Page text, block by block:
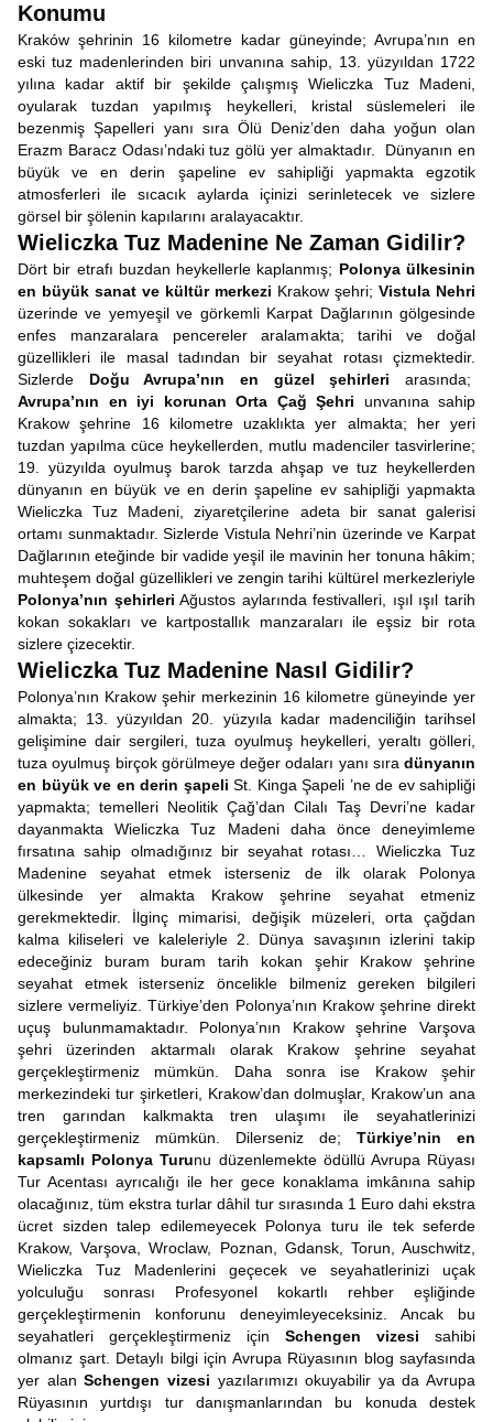
Konumu
Kraków şehrinin 16 kilometre kadar güneyinde; Avrupa’nın en
eski tuz madenlerinden biri unvanına sahip, 13. yüzyıldan 1722
yılına kadar aktif bir şekilde çalışmış Wieliczka Tuz Madeni,
oyularak tuzdan yapılmış heykelleri, kristal süslemeleri ile
bezenmiş Şapelleri yanı sıra Ölü Deniz’den daha yoğun olan
Erazm Baracz Odası’ndaki tuz gölü yer almaktadır. Dünyanın en
büyük ve en derin şapeline ev sahipliği yapmakta egzotik
atmosferleri ile sıcacık aylarda içinizi serinletecek ve sizlere
görsel bir şölenin kapılarını aralayacaktır.
Wieliczka Tuz Madenine Ne Zaman Gidilir?
Dört bir etrafı buzdan heykellerle kaplanmış; Polonya ülkesinin
en büyük sanat ve kültür merkezi Krakow şehri; Vistula Nehri
üzerinde ve yemyeşil ve görkemli Karpat Dağlarının gölgesinde
enfes manzaralara pencereler aralamakta; tarihi ve doğal
güzellikleri ile masal tadından bir seyahat rotası çizmektedir.
Sizlerde Doğu Avrupa’nın en güzel şehirleri arasında;
Avrupa’nın en iyi korunan Orta Çağ Şehri unvanına sahip
Krakow şehrine 16 kilometre uzaklıkta yer almakta; her yeri
tuzdan yapılma cüce heykellerden, mutlu madenciler tasvirlerine;
19. yüzyılda oyulmuş barok tarzda ahşap ve tuz heykellerden
dünyanın en büyük ve en derin şapeline ev sahipliği yapmakta
Wieliczka Tuz Madeni, ziyaretçilerine adeta bir sanat galerisi
ortamı sunmaktadır. Sizlerde Vistula Nehri’nin üzerinde ve Karpat
Dağlarının eteğinde bir vadide yeşil ile mavinin her tonuna hâkim;
muhteşem doğal güzellikleri ve zengin tarihi kültürel merkezleriyle
Polonya’nın şehirleri Ağustos aylarında festivalleri, ışıl ışıl tarih
kokan sokakları ve kartpostallık manzaraları ile eşsiz bir rota
sizlere çizecektir.
Wieliczka Tuz Madenine Nasıl Gidilir?
Polonya’nın Krakow şehir merkezinin 16 kilometre güneyinde yer
almakta; 13. yüzyıldan 20. yüzyıla kadar madenciliğin tarihsel
gelişimine dair sergileri, tuza oyulmuş heykelleri, yeraltı gölleri,
tuza oyulmuş birçok görülmeye değer odaları yanı sıra dünyanın
en büyük ve en derin şapeli St. Kinga Şapeli ’ne de ev sahipliği
yapmakta; temelleri Neolitik Çağ’dan Cilalı Taş Devri’ne kadar
dayanmakta Wieliczka Tuz Madeni daha önce deneyimleme
fırsatına sahip olmadığınız bir seyahat rotası… Wieliczka Tuz
Madenine seyahat etmek isterseniz de ilk olarak Polonya
ülkesinde yer almakta Krakow şehrine seyahat etmeniz
gerekmektedir. İlginç mimarisi, değişik müzeleri, orta çağdan
kalma kiliseleri ve kaleleriyle 2. Dünya savaşının izlerini takip
edeceğiniz buram buram tarih kokan şehir Krakow şehrine
seyahat etmek isterseniz öncelikle bilmeniz gereken bilgileri
sizlere vermeliyiz. Türkiye’den Polonya’nın Krakow şehrine direkt
uçuş bulunmamaktadır. Polonya’nın Krakow şehrine Varşova
şehri üzerinden aktarmalı olarak Krakow şehrine seyahat
gerçekleştirmeniz mümkün. Daha sonra ise Krakow şehir
merkezindeki tur şirketleri, Krakow’dan dolmuşlar, Krakow’un ana
tren garından kalkmakta tren ulaşımı ile seyahatlerinizi
gerçekleştirmeniz mümkün. Dilerseniz de; Türkiye’nin en
kapsamlı Polonya Turunu düzenlemekte ödüllü Avrupa Rüyası
Tur Acentası ayrıcalığı ile her gece konaklama imkânına sahip
olacağınız, tüm ekstra turlar dâhil tur sırasında 1 Euro dahi ekstra
ücret sizden talep edilemeyecek Polonya turu ile tek seferde
Krakow, Varşova, Wroclaw, Poznan, Gdansk, Torun, Auschwitz,
Wieliczka Tuz Madenlerini geçecek ve seyahatlerinizi uçak
yolculuğu sonrası Profesyonel kokartlı rehber eşliğinde
gerçekleştirmenin konforunu deneyimleyeceksiniz. Ancak bu
seyahatleri gerçekleştirmeniz için Schengen vizesi sahibi
olmanız şart. Detaylı bilgi için Avrupa Rüyasının blog sayfasında
yer alanSchengen vizesi yazılarımızı okuyabilir ya da Avrupa
Rüyasının yurtdışı tur danışmanlarından bu konuda destek